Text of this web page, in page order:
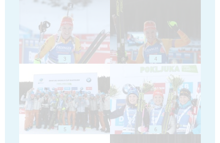
3 4
5 6